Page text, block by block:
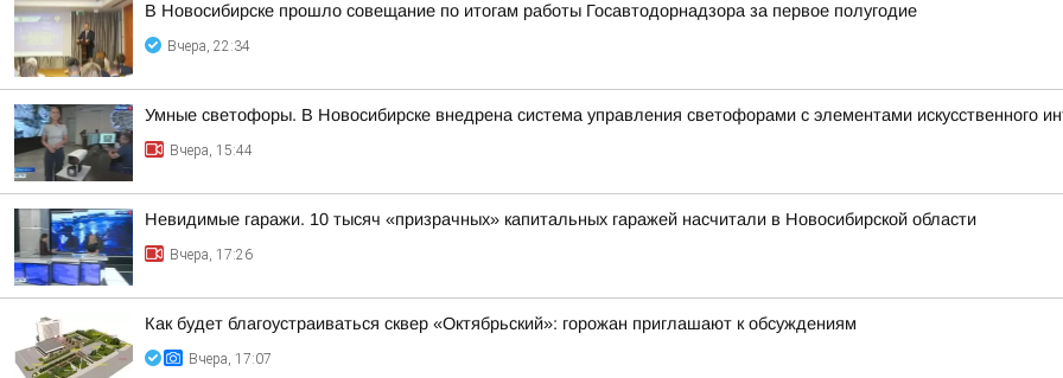
В Новосибирске прошло совещание по итогам работы Госавтодорнадзора за первое полугодие
Вчера, 22:34
Умные светофоры. В Новосибирске внедрена система управления светофорами с элементами искусственного
Вчера, 15:44
Невидимые гаражи. 10 тысяч «призрачных» капитальных гаражей насчитали в Новосибирской области
Вчера, 17:26
Как будет благоустраиваться сквер «Октябрьский»: горожан приглашают к обсуждениям
Вчера, 17:07